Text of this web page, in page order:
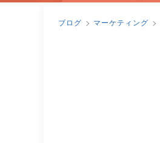
ブログ マーケティング